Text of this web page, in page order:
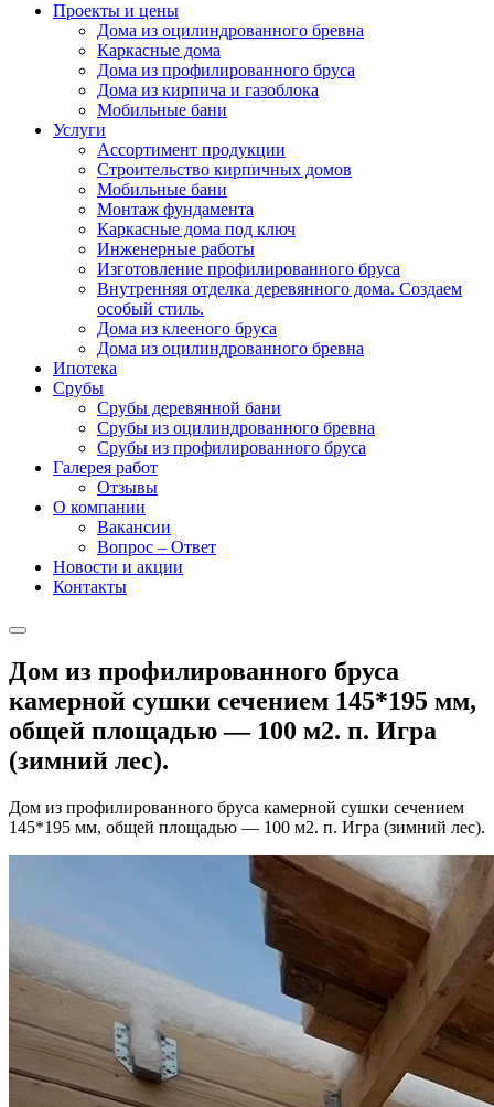
Проекты и цены
Дома из оцилиндрованного бревна
Каркасные дома
Дома из профилированного бруса
Дома из кирпича и газоблока
Мобильные бани
Услуги
Ассортимент продукции
Строительство кирпичных домов
Мобильные бани
Монтаж фундамента
Каркасные дома под ключ
Инженерные работы
Изготовление профилированного бруса
Внутренняя отделка деревянного дома. Создаем
особый стиль.
Дома из клееного бруса
Дома из оцилиндрованного бревна
Ипотека
Срубы
Срубы деревянной бани
Срубы из оцилиндрованного бревна
Срубы из профилированного бруса
Галерея работ
Отзывы
О компании
Вакансии
Вопрос – Ответ
Новости и акции
Контакты
Дом из профилированного бруса
камерной сушки сечением 145*195 мм,
общей площадью — 100 м2. п. Игра
(зимний лес).
Дом из профилированного бруса камерной сушки сечением
145*195 мм, общей площадью — 100 м2. п. Игра (зимний лес).